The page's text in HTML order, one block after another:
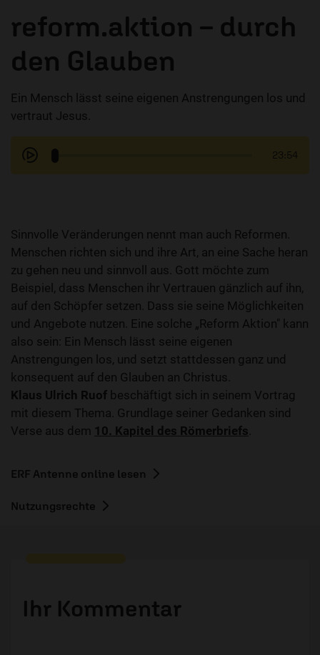
reform.aktion – durch
den Glauben
Ein Mensch lässt seine eigenen Anstrengungen los und
vertraut Jesus.
23:54
Sinnvolle Veränderungen nennt man auch Reformen.
Menschen richten sich und ihre Art, an eine Sache heran
zu gehen neu und sinnvoll aus. Gott möchte zum
Beispiel, dass Menschen ihr Vertrauen gänzlich auf ihn,
auf den Schöpfer setzen. Dass sie seine Möglichkeiten
und Angebote nutzen. Eine solche „Reform Aktion" kann
also sein: Ein Mensch lässt seine eigenen
Anstrengungen los, und setzt stattdessen ganz und
konsequent auf den Glauben an Christus.
Klaus Ulrich Ruof beschäftigt sich in seinem Vortrag
mit diesem Thema. Grundlage seiner Gedanken sind
Verse aus dem 10. Kapitel des Römerbriefs
ERF Antenne online lesen
Nutzungsrechte
Ihr Kommentar